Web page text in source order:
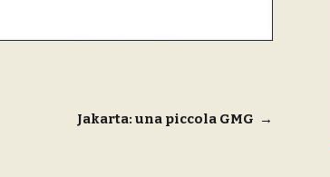
Jakarta: una piccola GMG →